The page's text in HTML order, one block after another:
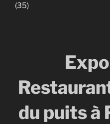
(35)
du puits à